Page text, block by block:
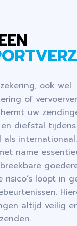
ook wel
of
uw
diefstal
als
name
loopt in
altijd veilig